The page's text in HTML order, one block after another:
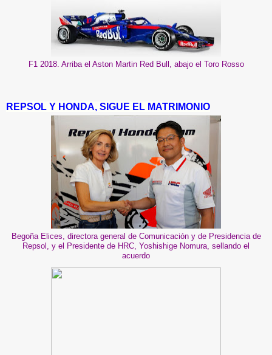
F1 2018. Arriba el Aston Martin Red Bull, abajo el Toro Rosso
REPSOL Y HONDA, SIGUE EL MATRIMONIO
Begoña Elices, directora general de Comunicación y de Presidencia de
Repsol, y el Presidente de HRC, Yoshishige Nomura, sellando el
acuerdo